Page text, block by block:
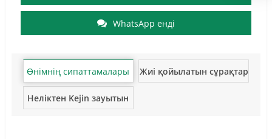
WhatsApp енді
Өнімнің сипаттамалары Жиі қойылатын сұрақтар
Неліктен Kejin зауытын